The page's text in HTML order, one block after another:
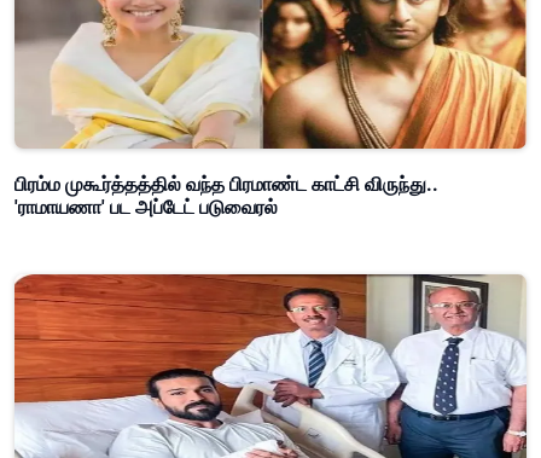
பிரம்ம முகூர்த்தத்தில் வந்த பிரமாண்ட காட்சி விருந்து..
'ராமாயணா' பட அப்டேட் படுவைரல்